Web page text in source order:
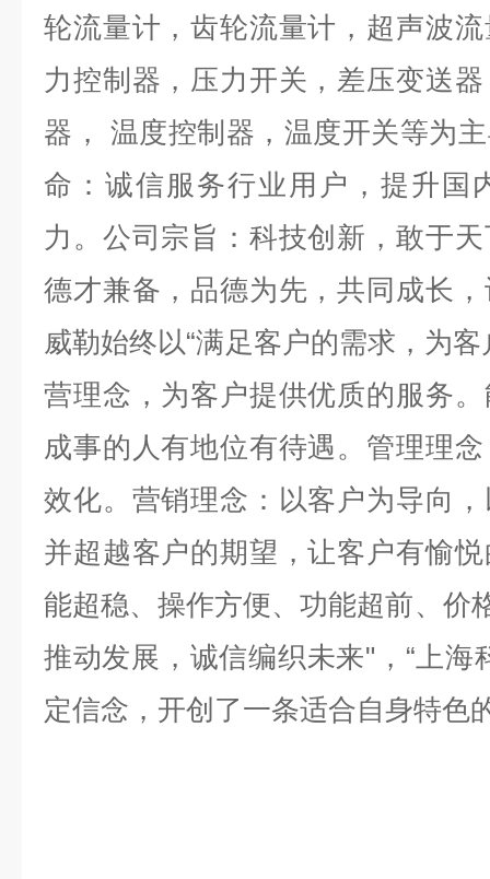
轮流量计，齿轮流量计，超声波
力控制器，压力开关，差压变送
器，
温度控制器，温度开关等为
命：诚信服务行业用户，提升国
力。公司宗旨：科技创新，敢于
德才兼备，品德为先，共同成长
威勒始终以“满足客户的需求，为
营理念，为客户提供优质的服务
成事的人有地位有待遇。管理理
效化。营销理念：以客户为导向
并超越客户的期望，让客户有愉
能超稳、操作方便、功能超前、价
推动发展，诚信编织未来"，“上海
定信念，开创了一条适合自身特色